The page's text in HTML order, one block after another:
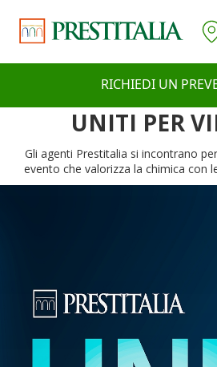
RICHIEDI UN
UNITI PER
Gli agenti Prestitalia si incontrano
evento che valorizza la chimica con